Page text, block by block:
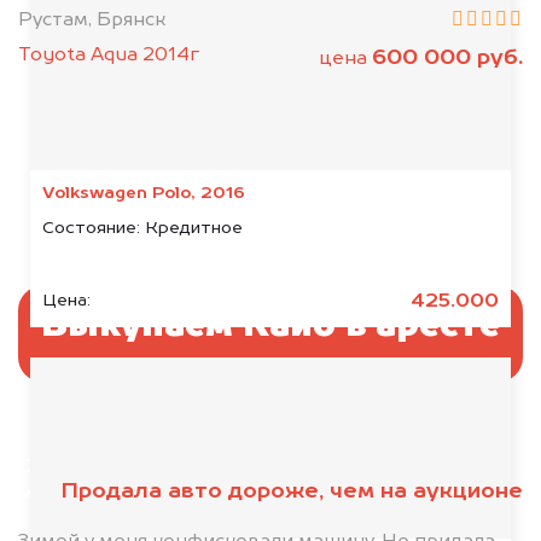
Volkswagen Polo, 2016
Состояние: Кредитное
Цена: 425.000
Рустам, Брянск
Toyota Aqua 2014г
цена 600 000 руб.
Продала авто дороже, чем на аукционе
Выкупаем Кайо в аресте
минуту эксперт-оценщик назовёт сумму.